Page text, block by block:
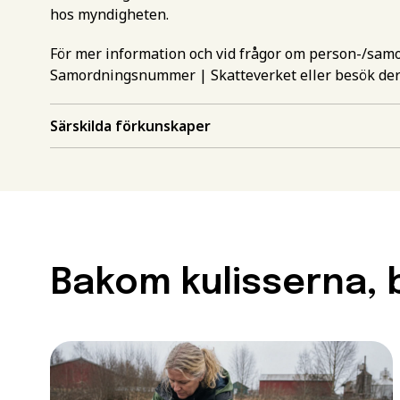
hos myndigheten.
För mer information och vid frågor om person-/
Samordningsnummer | Skatteverketeller besök
Särskilda förkunskaper
Bakom
Gör en
För att kunna söka till
måste ha en